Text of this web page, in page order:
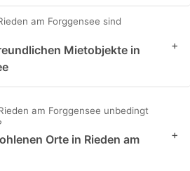
am Forggensee sind
Mietobjekte in
+
am Forggensee unbedingt
Orte in Rieden am
+